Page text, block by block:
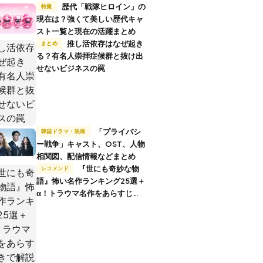
特撮
現在は？強くて美しい歴代キャ
スト一覧と現在の活躍まとめ
まとめ
推し活依存はなぜ起き
る？有名人崇拝症候群と抜け出
せないビジネスの罠
韓国ドラマ・映画
ー戦争」キャスト、OST、人物
相関図、配信情報などまとめ
レコメンド
語』怖い名作ランキング25選＋
α！トラウマ名作をあらすじ付